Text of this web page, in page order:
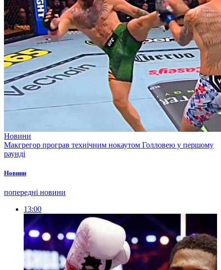
Новини
Макгрегор програв технічним нокаутом Голловею у першому
раунді
Новини
попередні новини
13:00